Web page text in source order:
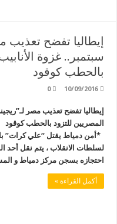
سبتمبر.. غزوة
بالحطب كوقود
10/09/2016
0
المصريين للتزود بالحطب
*أمن دمياط يقتل “علي كرات”
لسلطات الانقلاب ، يتم نقل
احتجازه بسجن مركز دمياط و
أكمل القراءة »